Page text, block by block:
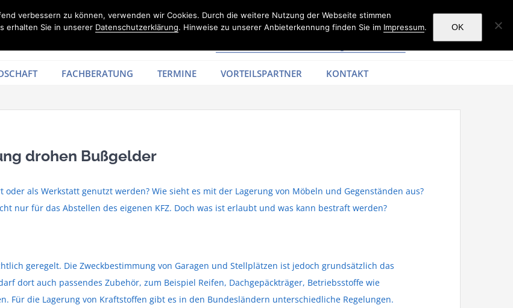
FACHBERATUNG TERMINE VORTEILSPARTNER KONTAKT
drohen Bußgelder
als Werkstatt genutzt werden? Wie sieht es mit der Lagerung von Möbeln und Gegenständen aus?
nur für das Abstellen des eigenen KFZ. Doch was ist erlaubt und was kann bestraft werden?
geregelt. Die Zweckbestimmung von Garagen und Stellplätzen ist jedoch grundsätzlich das
dort auch passendes Zubehör, zum Beispiel Reifen, Dachgepäckträger, Betriebsstoffe wie
Für die Lagerung von Kraftstoffen gibt es in den Bundesländern unterschiedliche Regelungen.
verbessern zu können, verwenden wir Cookies. Durch die weitere Nutzung der Webseite stimmen
erhalten Sie in unserer Datenschutzerklärung. Hinweise zu unserer Anbieterkennung finden Sie im Impressum. OK